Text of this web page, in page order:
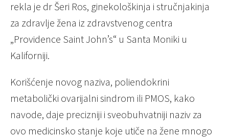
rekla je dr Šeri Ros, ginekološkinja i stručnjakinja
za zdravlje žena iz zdravstvenog centra
„Providence Saint John’s“ u Santa Moniki u
Kaliforniji.
Korišćenje novog naziva, poliendokrini
metabolički ovarijalni sindrom ili PMOS, kako
navode, daje precizniji i sveobuhvatniji naziv za
ovo medicinsko stanje koje utiče na žene mnogo